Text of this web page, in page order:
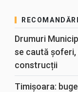
Drumuri
se caută
construcții
Timișoara: